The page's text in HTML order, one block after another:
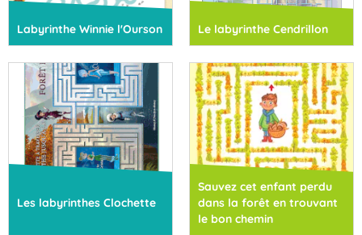
Labyrinthe Winnie l'Ourson Le labyrinthe Cendrillon
Les labyrinthes Clochette
Sauvez cet enfant perdu
dans la forêt en trouvant
le bon chemin